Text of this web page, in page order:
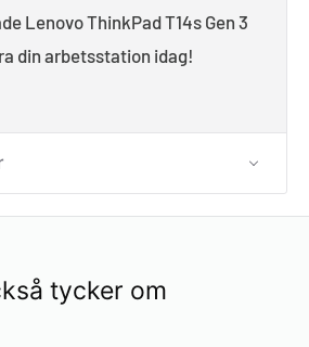
Lenovo ThinkPad T14s Gen 3
din arbetsstation idag!
tycker om